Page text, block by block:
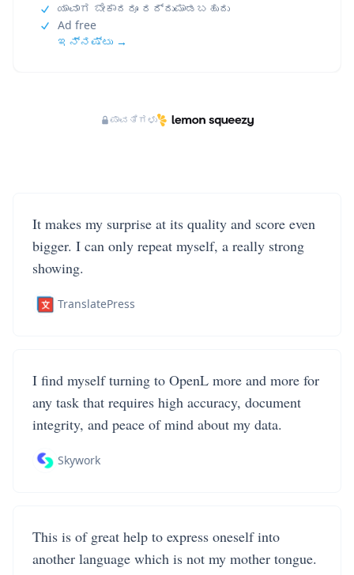
ಯಾವಾಗ ಬೇಕಾದರೂ ರದ್ದುಮಾಡಬಹುದು
Ad free
ಇನ್ನಷ್ಟು →
ಪಾವತಿಗಳು
It makes my surprise at its quality and score even
bigger. I can only repeat myself, a really strong
showing.
TranslatePress
I find myself turning to OpenL more and more for
any task that requires high accuracy, document
integrity, and peace of mind about my data.
Skywork
This is of great help to express oneself into
another language which is not my mother tongue.